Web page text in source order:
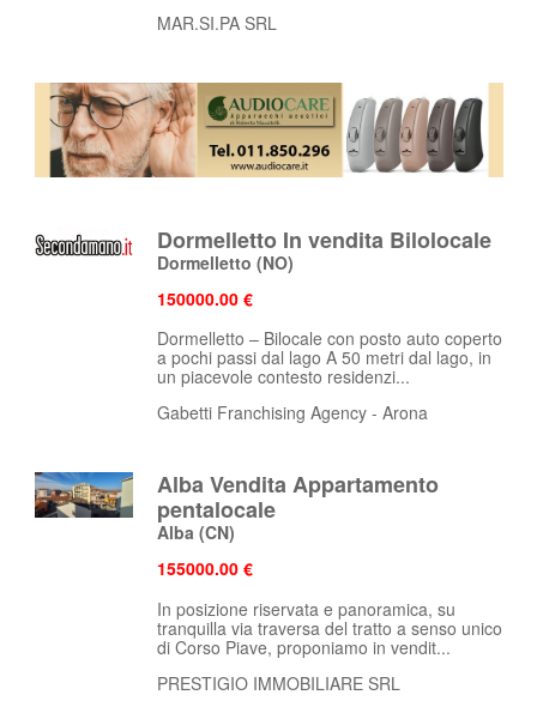
MAR.SI.PA SRL
Dormelletto In vendita Bilolocale
Dormelletto (NO)
150000.00 €
Dormelletto – Bilocale con posto auto coperto
a pochi passi dal lago A 50 metri dal lago, in
un piacevole contesto residenzi...
Gabetti Franchising Agency - Arona
Alba Vendita Appartamento
pentalocale
Alba (CN)
155000.00 €
In posizione riservata e panoramica, su
tranquilla via traversa del tratto a senso unico
di Corso Piave, proponiamo in vendit...
PRESTIGIO IMMOBILIARE SRL